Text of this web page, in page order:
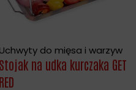
Uchwyty do mięsa i warzyw
Stojak na udka kurczaka GET
RED